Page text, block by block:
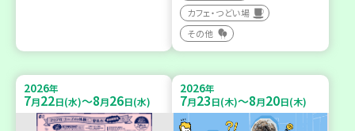
カフェ・つどい場
その他
2026年
7月22日(水)～8月26日(水)
2026年
7月23日(木)～8月20日(木)